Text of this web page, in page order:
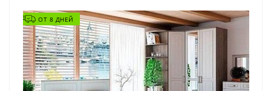
ОТ 8 ДНЕЙ